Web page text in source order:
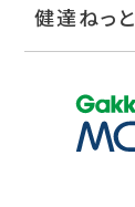
健達ねっと